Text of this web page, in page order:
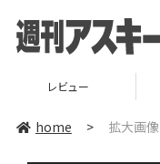
レビュー
home > 拡大画像